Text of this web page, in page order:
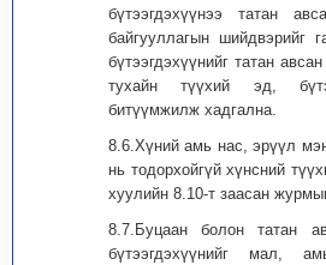
бүтээгдэхүүнээ татан
байгууллагын шийдвэрийг
бүтээгдэхүүнийг татан
тухайн түүхий эд,
битүүмжилж хадгална.
8.6.Хүний амь нас, эрүүл
нь тодорхойгүй хүнсний
хуулийн 8.10-т заасан
8.7.Буцаан болон татан
бүтээгдэхүүнийг мал,